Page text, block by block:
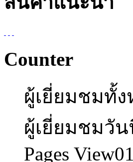
Counter
ผู้เยี่ยมชมทั้
ผู้เยี่ยมชมวั
Pages View